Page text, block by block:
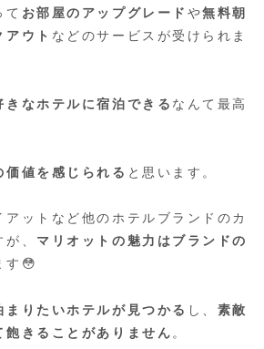
て お部屋のアップグレード や無料朝
アウト などのサービスが受けられま
きなホテルに宿泊できる なんて最高
価値を感じられる と思います。
ットなど他のホテルブランドのカ
、 マリオットの魅力はブランドの
す😳
まりたいホテルが見つかる し、 素敵
飽きることがありません 。